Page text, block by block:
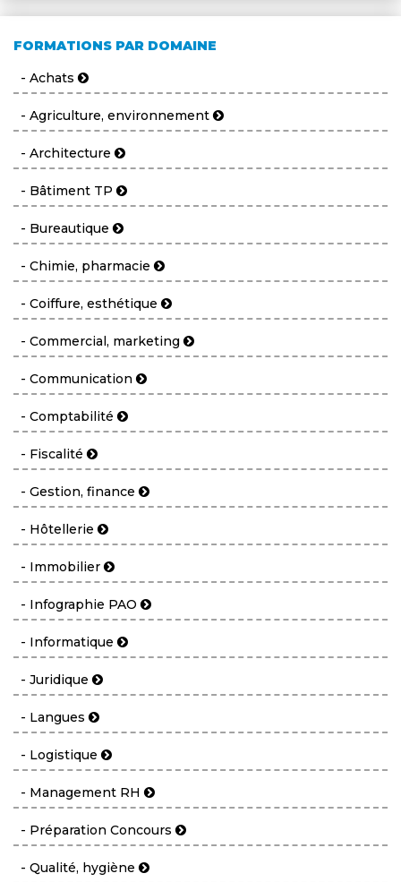
FORMATIONS PAR DOMAINE
- Achats
- Agriculture, environnement
- Architecture
- Bâtiment TP
- Bureautique
- Chimie, pharmacie
- Coiffure, esthétique
- Commercial, marketing
- Communication
- Comptabilité
- Fiscalité
- Gestion, finance
- Hôtellerie
- Immobilier
- Infographie PAO
- Informatique
- Juridique
- Langues
- Logistique
- Management RH
- Préparation Concours
- Qualité, hygiène